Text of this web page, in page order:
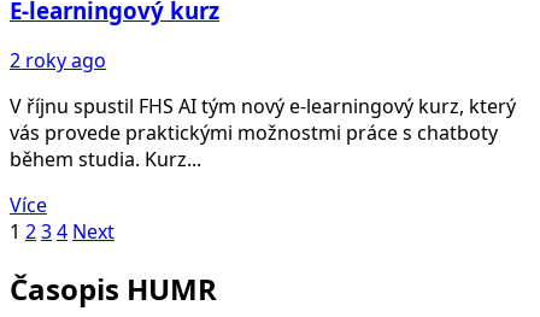
E-learningový kurz
2 roky ago
V říjnu spustil FHS AI tým nový e-learningový kurz, který
vás provede praktickými možnostmi práce s chatboty
během studia. Kurz...
Více
Stránkování
příspěvků
1 234 Next
Časopis HUMR